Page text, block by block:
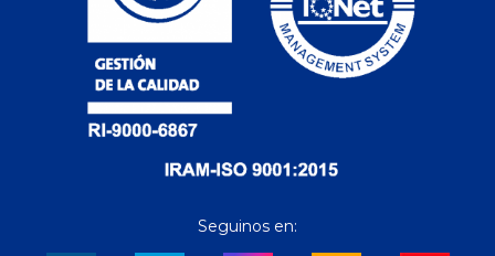
Seguinos en: